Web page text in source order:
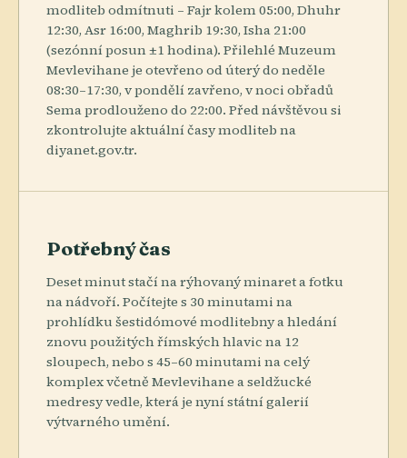
modliteb odmítnuti – Fajr kolem 05:00, Dhuhr
12:30, Asr 16:00, Maghrib 19:30, Isha 21:00
(sezónní posun ±1 hodina). Přilehlé Muzeum
Mevlevihane je otevřeno od úterý do neděle
08:30–17:30, v pondělí zavřeno, v noci obřadů
Sema prodlouženo do 22:00. Před návštěvou si
zkontrolujte aktuální časy modliteb na
diyanet.gov.tr.
Potřebný čas
Deset minut stačí na rýhovaný minaret a fotku
na nádvoří. Počítejte s 30 minutami na
prohlídku šestidómové modlitebny a hledání
znovu použitých římských hlavic na 12
sloupech, nebo s 45–60 minutami na celý
komplex včetně Mevlevihane a seldžucké
medresy vedle, která je nyní státní galerií
výtvarného umění.